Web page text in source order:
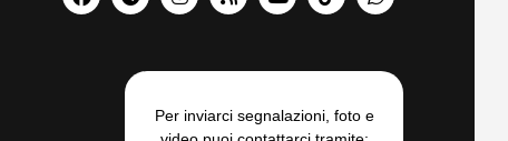
Per inviarci segnalazioni, foto e